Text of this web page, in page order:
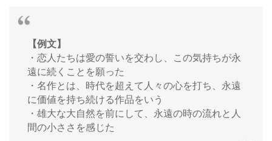
【例文】
・恋人たちは愛の誓いを交わし、この気持ちが永
遠に続くことを願った
・名作とは、時代を超えて人々の心を打ち、永遠
に価値を持ち続ける作品をいう
・雄大な大自然を前にして、永遠の時の流れと人
間の小ささを感じた